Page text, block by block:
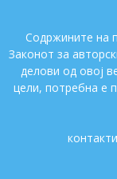
Содржините на
Законот за
делови од овој
цели, потребна е